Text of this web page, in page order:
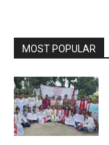
MOST POPULAR